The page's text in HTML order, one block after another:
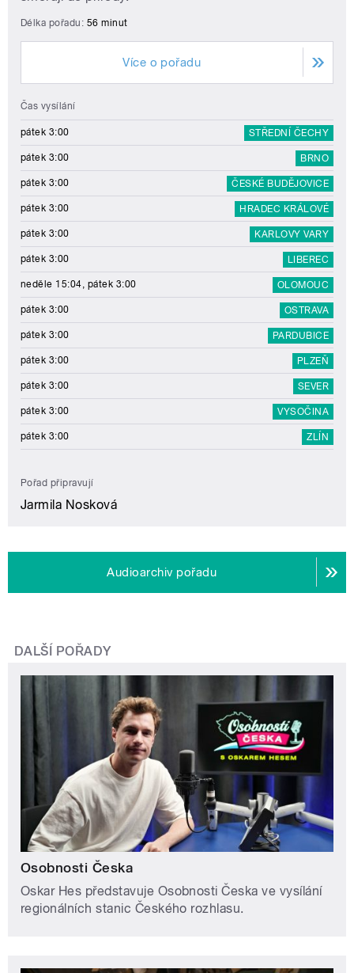
Délka pořadu: 56 minut
Více o pořadu
Čas vysílání
pátek 3:00 STŘEDNÍ ČECHY
pátek 3:00 BRNO
pátek 3:00 ČESKÉ BUDĚJOVICE
pátek 3:00 HRADEC KRÁLOVÉ
pátek 3:00 KARLOVY VARY
pátek 3:00 LIBEREC
neděle 15:04, pátek 3:00 OLOMOUC
pátek 3:00 OSTRAVA
pátek 3:00 PARDUBICE
pátek 3:00 PLZEŇ
pátek 3:00 SEVER
pátek 3:00 VYSOČINA
pátek 3:00 ZLÍN
Pořad připravují
Jarmila Nosková
Audioarchiv pořadu
DALŠÍ POŘADY
Osobnosti Česka
Oskar Hes představuje Osobnosti Česka ve vysílání
regionálních stanic Českého rozhlasu.